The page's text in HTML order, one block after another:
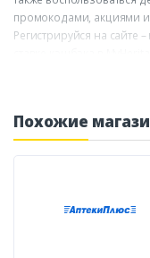
промокодами, акциями и
Регистрируйся на сайте
Похожие